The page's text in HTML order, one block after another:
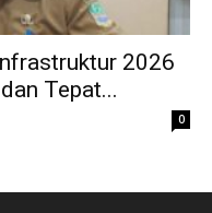
2026
Tepat...
0